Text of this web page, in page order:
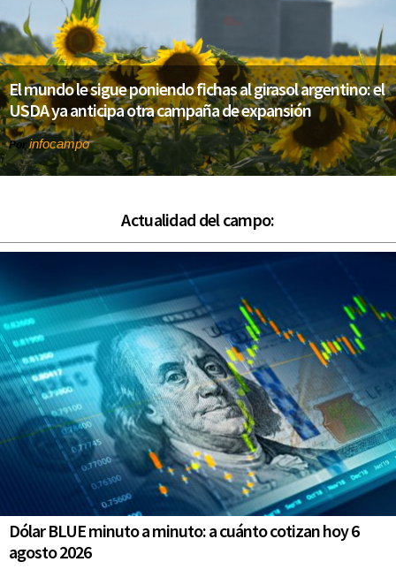
El mundo le sigue poniendo fichas al girasol argentino: el
USDA ya anticipa otra campaña de expansión
Porinfocampo
Actualidad del campo:
Dólar BLUE minuto a minuto: a cuánto cotizan hoy 6
agosto 2026